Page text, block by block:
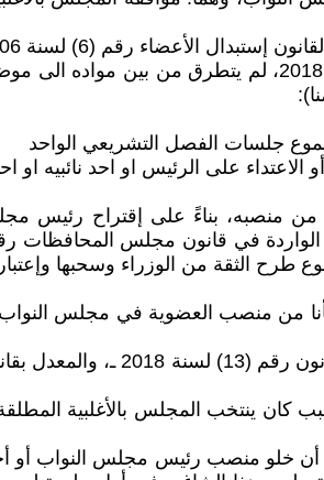
ومن الجدير بالإشارة: أن قانون مجلس النواب وتشكلاته
جلسات الفصل التشريعي الواحد
على الرئيس او احد نائبيه او
(27) الى كيفية إقالة المحافظ من منصبه، بناءً
طرح الثقة من الوزراء وسحبها
منصب العضوية في مجلس النواب
ينتخب المجلس بالأغلبية
الداخلي لمجلس النواب، أن خلو منصب رئيس